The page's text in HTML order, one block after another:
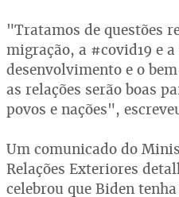
"Tratamos de questões
migração, a #covid19 e
desenvolvimento e o
as relações serão boas
povos e nações",
Um comunicado do
Relações Exteriores
celebrou que Biden